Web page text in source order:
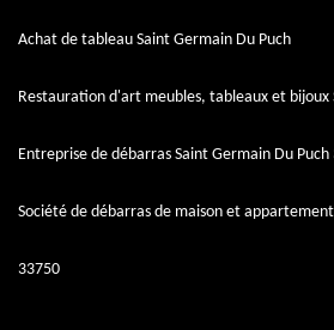
Achat de tableau Saint Germain Du Puch
Restauration d'art meubles, tableaux et bijoux
Entreprise de débarras Saint Germain Du Puch
Société de débarras de maison et
33750